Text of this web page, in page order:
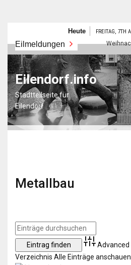
springen
Heute FREITAG, 7TH
Eilmeldungen
Frohes neues Jahr
Eilendorf.info
Stadtteilseite für
Eilendorf
Metallbau
Advanced
Verzeichnis Alle Einträge anschauen